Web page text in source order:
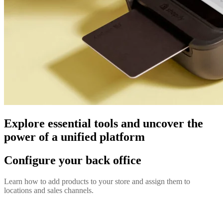
Explore essential tools and uncover the
power of a unified platform
Configure your back office
Learn how to add products to your store and assign them to
locations and sales channels.